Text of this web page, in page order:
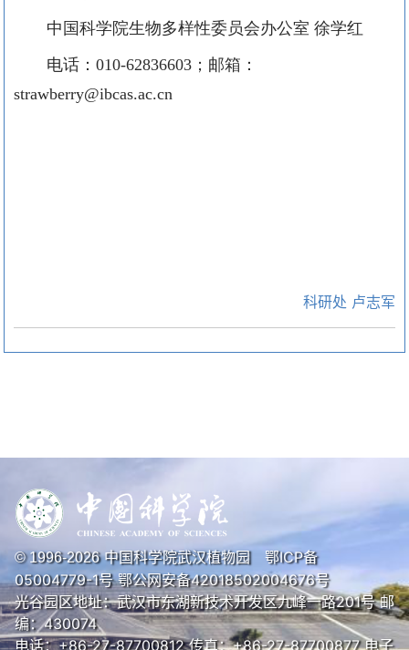
中国科学院生物多样性委员会办公室 徐学红
电话：010-62836603；邮箱：
strawberry@ibcas.ac.cn
科研处 卢志军
© 1996-2026中国科学院武汉植物园 鄂ICP备
05004779-1号鄂公网安备42018502004676号
光谷园区地址：武汉市东湖新技术开发区九峰一路201号 邮
编：430074
电话：+86-27-87700812 传真：+86-27-87700877 电子